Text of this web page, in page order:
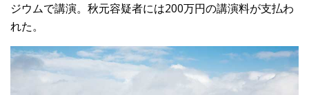
ジウムで講演。秋元容疑者には200万円の講演料が支払わ
れた。